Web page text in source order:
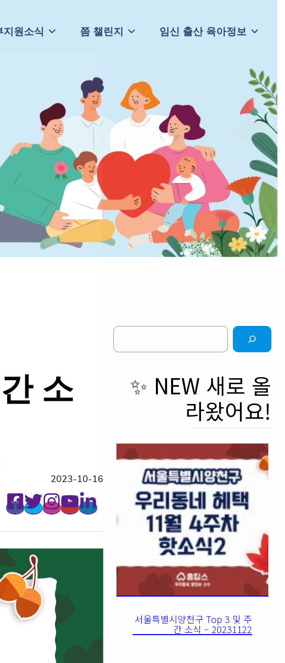
지원소식 쯤 챌린지 임신 출산 육아정보
소
2023-10-16
Search
✨ NEW 새로 올
라왔어요!
서울특별시양천구 Top 3 및 주
간 소식 – 20231122
터